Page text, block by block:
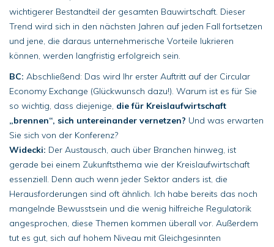
wichtigerer Bestandteil der gesamten Bauwirtschaft. Dieser
Trend wird sich in den nächsten Jahren auf jeden Fall fortsetzen
und jene, die daraus unternehmerische Vorteile lukrieren
können, werden langfristig erfolgreich sein.
BC: Abschließend: Das wird Ihr erster Auftritt auf der Circular
Economy Exchange (Glückwunsch dazu!). Warum ist es für Sie
so wichtig, dass diejenige, die für Kreislaufwirtschaft
„brennen“, sich untereinander vernetzen? Und was erwarten
Sie sich von der Konferenz?
Widecki: Der Austausch, auch über Branchen hinweg, ist
gerade bei einem Zukunftsthema wie der Kreislaufwirtschaft
essenziell. Denn auch wenn jeder Sektor anders ist, die
Herausforderungen sind oft ähnlich. Ich habe bereits das noch
mangelnde Bewusstsein und die wenig hilfreiche Regulatorik
angesprochen, diese Themen kommen überall vor. Außerdem
tut es gut, sich auf hohem Niveau mit Gleichgesinnten